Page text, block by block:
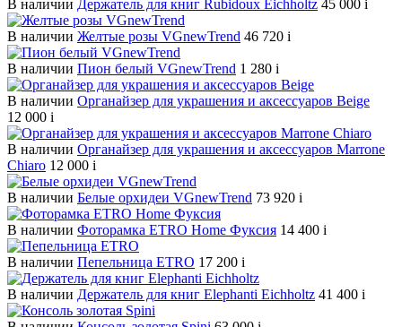
В наличии Держатель для книг Rubidoux Eichholtz 45 000 i
В наличии Желтые розы VGnewTrend 46 720 i
В наличии Пион белый VGnewTrend 1 280 i
В наличии Органайзер для украшения и аксессуаров Beige
12 000 i
В наличии Органайзер для украшения и аксессуаров Marrone
Chiaro 12 000 i
В наличии Белые орхидеи VGnewTrend 73 920 i
В наличии Фоторамка ETRO Home Фуксия 14 400 i
В наличии Пепельница ETRO 17 200 i
В наличии Держатель для книг Elephanti Eichholtz 41 400 i